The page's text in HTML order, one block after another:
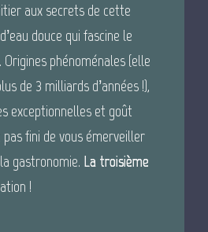
aux secrets de cette
douce qui fascine le
phénoménales (elle
de 3 milliards d’années !),
exceptionnelles et goût
pas fini de vous émerveiller
gastronomie. La troisième
!